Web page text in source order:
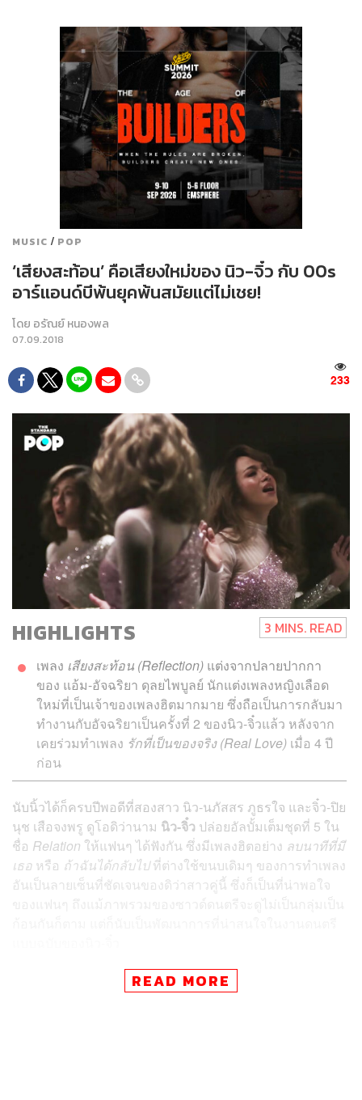
MUSIC / POP
‘เสียงสะท้อน’ คือเสียงใหม่ของ นิว-จิ๋ว กับ 00s
อาร์แอนด์บีพ้นยุคพ้นสมัยแต่ไม่เชย!
โดย อรัณย์ หนองพล
07.09.2018
233
HIGHLIGHTS 3 MINS. READ
เพลง เสียงสะท้อน (Reflection) แต่งจากปลายปากกา
ของ แอ้ม-อัจฉริยา ดุลยไพบูลย์ นักแต่งเพลงหญิงเลือด
ใหม่ที่เป็นเจ้าของเพลงฮิตมากมาย ซึ่งถือเป็นการกลับมา
ทำงานกับอัจฉริยาเป็นครั้งที่ 2 ของนิว-จิ๋วแล้ว หลังจาก
เคยร่วมทำเพลง รักที่เป็นของจริง (Real Love) เมื่อ 4 ปี
ก่อน
นับนิ้วได้ก็ครบปีพอดีที่สองสาว นิว-นภัสสร ภูธรใจ และจิ๋ว-ปิย
นุช เสือจงพรู ดูโอดิว่านาม นิว-จิ๋ว ปล่อยอัลบั้มเต็มชุดที่ 5 ใน
ชื่อ Relation ให้แฟนๆ ได้ฟังกัน ซึ่งมีเพลงฮิตอย่าง ลบนาทีที่มี
เธอ หรือ ถ้าฉันได้กลับไปที่ต่างใช้ขนบเดิมๆ ของการทำเพลง
อันเป็นลายเซ็นที่ชัดเจนของดิว่าสาวคู่นี้ ซึ่งก็เป็นที่น่าพอใจ
หลังจากที่พวกเธอโปรโมตซิงเกิลไม่เกี่ยวกับเธอ
READ MORE